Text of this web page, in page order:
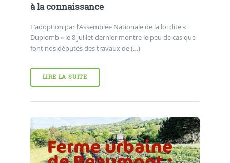
à la connaissance
L’adoption par l’Assemblée Nationale de la loi dite «
Duplomb » le 8 juillet dernier montre le peu de cas que
font nos députés des travaux de (…)
LIRE LA SUITE